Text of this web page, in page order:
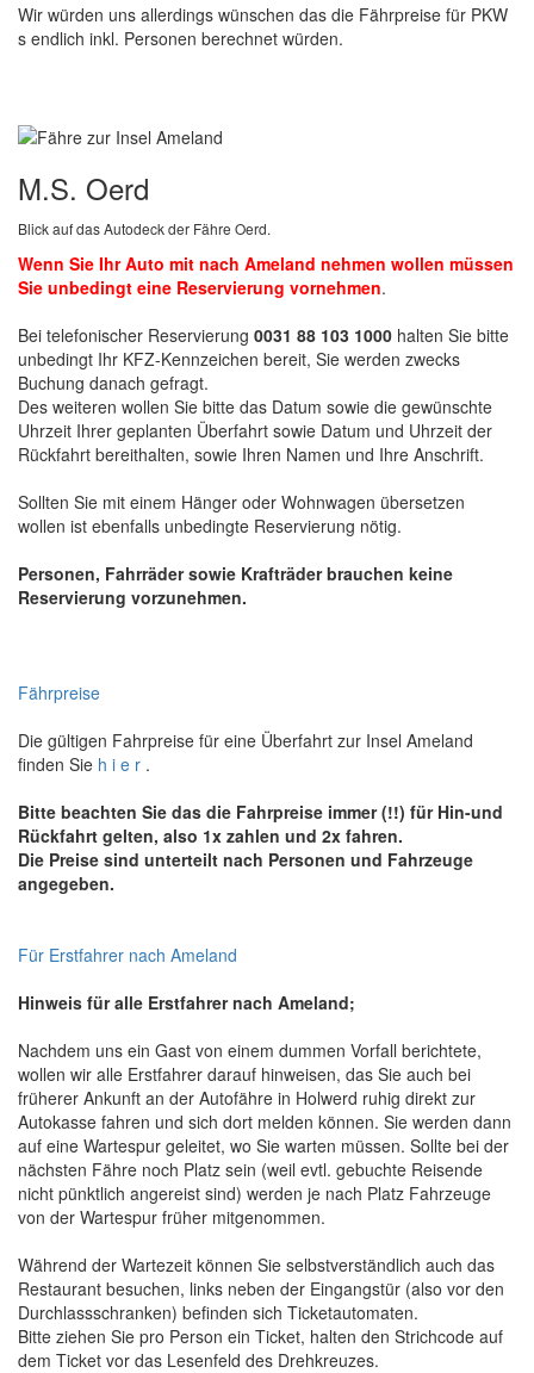
Wir würden uns allerdings wünschen das die Fährpreise für PKW
s endlich inkl. Personen berechnet würden.
M.S. Oerd
Blick auf das Autodeck der Fähre Oerd.
Wenn Sie Ihr Auto mit nach Ameland nehmen wollen müssen
Sie unbedingt eine Reservierung vornehmen.
Bei telefonischer Reservierung 0031 88 103 1000 halten Sie bitte
unbedingt Ihr KFZ-Kennzeichen bereit, Sie werden zwecks
Buchung danach gefragt.
Des weiteren wollen Sie bitte das Datum sowie die gewünschte
Uhrzeit Ihrer geplanten Überfahrt sowie Datum und Uhrzeit der
Rückfahrt bereithalten, sowie Ihren Namen und Ihre Anschrift.
Sollten Sie mit einem Hänger oder Wohnwagen übersetzen
wollen ist ebenfalls unbedingte Reservierung nötig.
Personen, Fahrräder sowie Krafträder brauchen keine
Reservierung vorzunehmen.
Fährpreise
Die gültigen Fahrpreise für eine Überfahrt zur Insel Ameland
finden Sie h i e r .
Bitte beachten Sie das die Fahrpreise immer (!!) für Hin-und
Rückfahrt gelten, also 1x zahlen und 2x fahren.
Die Preise sind unterteilt nach Personen und Fahrzeuge
angegeben.
Für Erstfahrer nach Ameland
Hinweis für alle Erstfahrer nach Ameland;
Nachdem uns ein Gast von einem dummen Vorfall berichtete,
wollen wir alle Erstfahrer darauf hinweisen, das Sie auch bei
früherer Ankunft an der Autofähre in Holwerd ruhig direkt zur
Autokasse fahren und sich dort melden können. Sie werden dann
auf eine Wartespur geleitet, wo Sie warten müssen. Sollte bei der
nächsten Fähre noch Platz sein (weil evtl. gebuchte Reisende
nicht pünktlich angereist sind) werden je nach Platz Fahrzeuge
von der Wartespur früher mitgenommen.
Während der Wartezeit können Sie selbstverständlich auch das
Restaurant besuchen, links neben der Eingangstür (also vor den
Durchlassschranken) befinden sich Ticketautomaten.
Bitte ziehen Sie pro Person ein Ticket, halten den Strichcode auf
dem Ticket vor das Lesenfeld des Drehkreuzes.